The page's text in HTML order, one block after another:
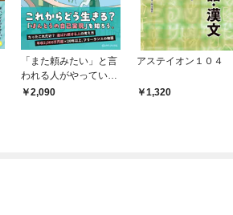
「また頼みたい」と言
われる人がやっている
こと2,090
アステイオン１０４
1,320